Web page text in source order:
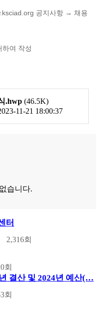
공지사항 → 채용
여 작성
.hwp (46.5K)
11-21 18:00:37
습니다.
터
2,316회
회
결산 및 2024년 예산(…
회